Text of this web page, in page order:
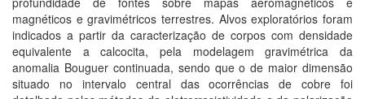
magnéticos e gravimétricos terrestres. Alvos exploratórios foram
indicados a partir da caracterização de corpos com densidade
equivalente a calcocita, pela modelagem gravimétrica da
anomalia Bouguer continuada, sendo que o de maior dimensão
situado no intervalo central das ocorrências de cobre foi